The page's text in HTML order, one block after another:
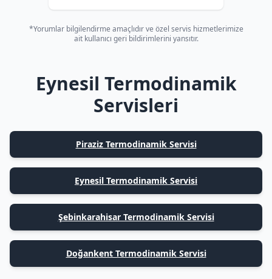
*Yorumlar bilgilendirme amaçlıdır ve özel servis hizmetlerimize
ait kullanıcı geri bildirimlerini yansıtır.
Eynesil Termodinamik
Servisleri
Piraziz Termodinamik Servisi
Eynesil Termodinamik Servisi
Şebinkarahisar Termodinamik Servisi
Doğankent Termodinamik Servisi